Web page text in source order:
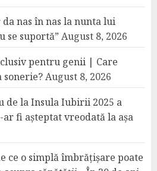
nas în nas la nunta lui
se suportă” August 8, 2026
pentru genii | Care
sonerie?August 8, 2026
de la Insula Iubirii 2025 a
fi așteptat vreodată la așa
ce o simplă îmbrățișare poate